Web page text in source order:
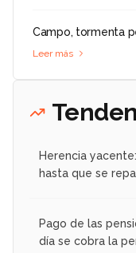
Campo, tormenta
Leer más
Herencia
hasta que se
Pago de las
día se cobra la